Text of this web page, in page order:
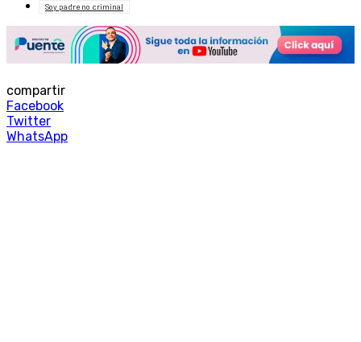
Soy padre no criminal
compartir
Facebook
Twitter
WhatsApp